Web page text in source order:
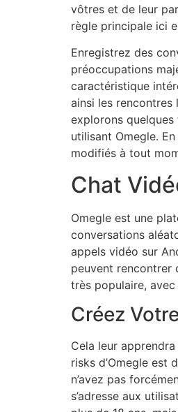
vôtres et de leur
règle principale ici
Enregistrez des
préoccupations
caractéristique
ainsi les rencontres
explorons
utilisant Omegle.
modifiés à tout
Chat
Omegle est une
conversations
appels vidéo sur
peuvent rencontrer
très populaire, avec
Créez
Cela leur
risks d’Omegle est
n’avez pas
s’adresse aux